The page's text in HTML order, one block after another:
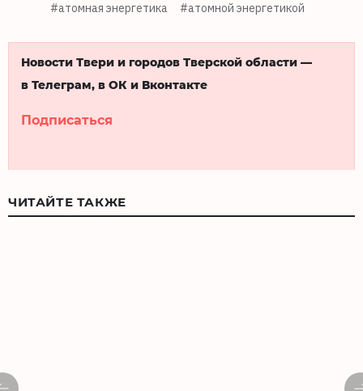
#атомная энергетика
#атомной энергетикой
Новости Твери и городов Тверской области —
в Телеграм, в ОК и Вконтакте
Подписаться
ЧИТАЙТЕ ТАКЖЕ